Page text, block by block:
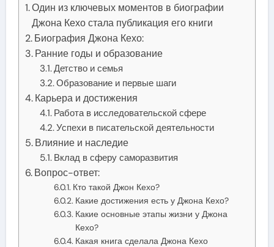
Один из ключевых моментов в биографии
Джона Кехо стала публикация его книги
Биография Джона Кехо:
Ранние годы и образование
Детство и семья
Образование и первые шаги
Карьера и достижения
Работа в исследовательской сфере
Успехи в писательской деятельности
Влияние и наследие
Вклад в сферу саморазвития
Вопрос-ответ:
Кто такой Джон Кехо?
Какие достижения есть у Джона Кехо?
Какие основные этапы жизни у Джона
Кехо?
Какая книга сделала Джона Кехо